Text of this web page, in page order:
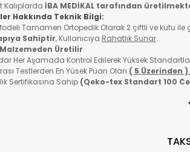
Kalıplarda İBA MEDİKAL tarafından
Hakkında Teknik Bilgi:
Tamamen Ortopedik Olarak 2 çiftli ve kutu ile
Sahiptir, Kullanıcıya Rahatlık Sunar.
Malzemeden Üretilir
Her Aşamada Kontrol Edilerek Yüksek
Testlerden En Yüsek Puan Olan ( 5 Üzerinden
Sertifikasına Sahip (Qeko-tex Standart 100